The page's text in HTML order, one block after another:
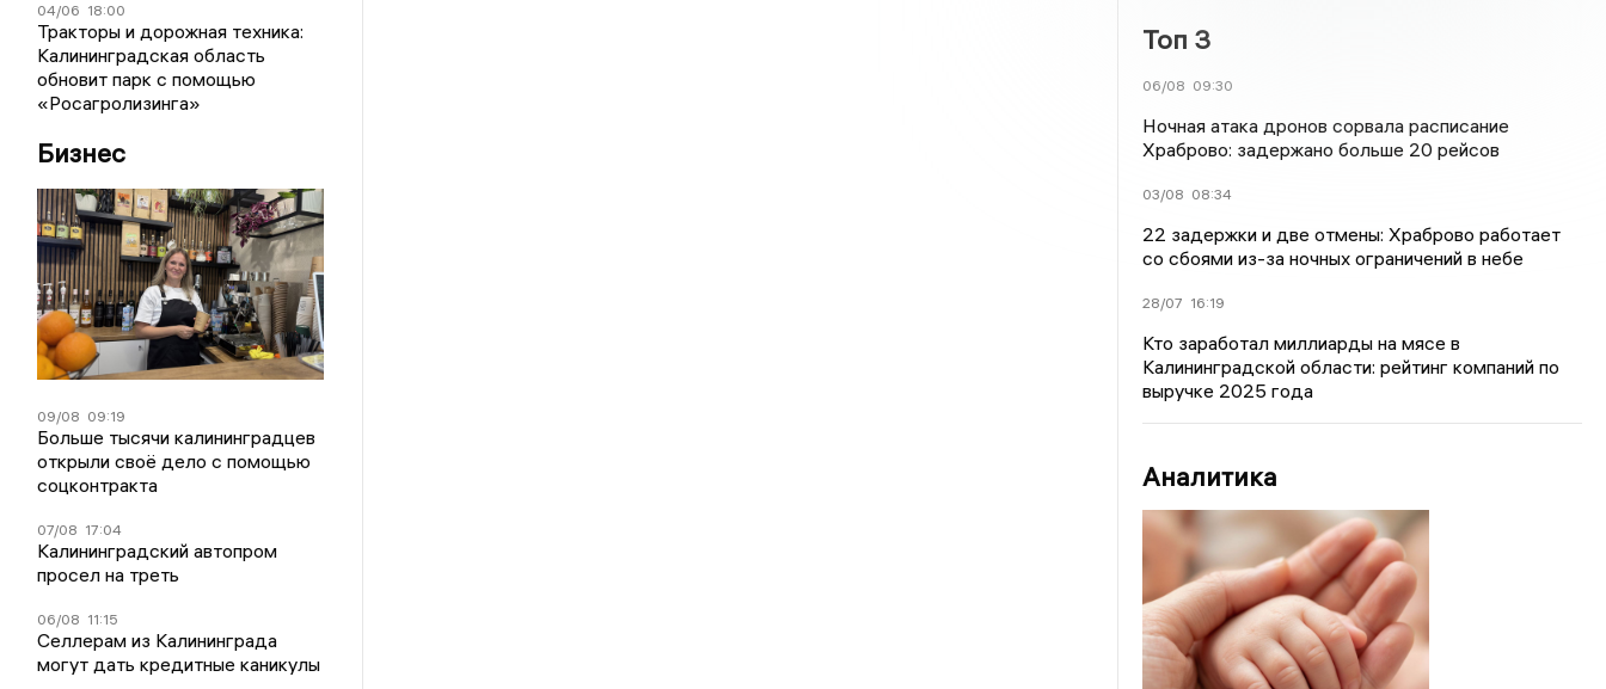
04/06 18:00
Тракторы и дорожная техника:
Калининградская область
обновит парк с помощью
«Росагролизинга»
Бизнес
09/08 09:19
Больше тысячи калининградцев
открыли своё дело с помощью
соцконтракта
07/08 17:04
Калининградский автопром
просел на треть
06/08 11:15
Селлерам из Калининграда
могут дать кредитные каникулы
Топ 3
06/08 09:30
Ночная атака дронов сорвала расписание
Храброво: задержано больше 20 рейсов
03/08 08:34
22 задержки и две отмены: Храброво работает
со сбоями из-за ночных ограничений в небе
28/07 16:19
Кто заработал миллиарды на мясе в
Калининградской области: рейтинг компаний по
выручке 2025 года
Аналитика